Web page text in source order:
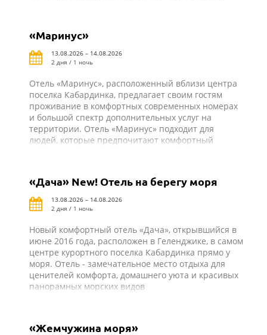
Для удобства в гостевом доме имеется кухня для
самостоятельного приготовления пищи со всем
необходимым оборудованием и закрытый
«Маринус»
13.08.2026 – 14.08.2026
2 дня / 1 ночь
Отель «Маринус», расположенный вблизи центра
поселка Кабардинка, предлагает своим гостям
проживание в комфортных современных номерах
и большой спектр дополнительных услуг на
территории. Отель «Маринус» подходит для
людей, которые предпочитают комфортный
«Дача» New! Отель на берегу моря
13.08.2026 – 14.08.2026
2 дня / 1 ночь
Новый комфортный отель «Дача», открывшийся в
июне 2016 года, расположен в Геленджике, в самом
центре курортного поселка Кабардинка прямо у
моря. Отель - замечательное место отдыха для
ценителей комфорта, домашнего уюта и красивых
панорамных морских видов
«Жемчужина моря»